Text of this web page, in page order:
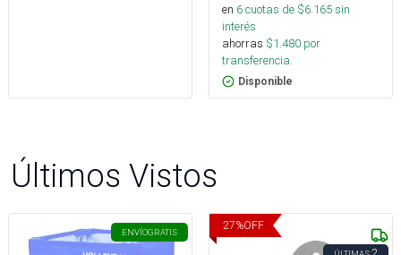
en 6cuotas de $6.165sin
interés
ahorras $1.480 por
transferencia.
Disponible
Últimos Vistos
ENVÍOGRATIS
27%OFF